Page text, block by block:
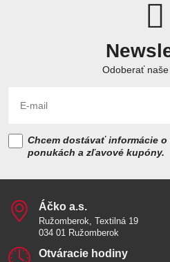
Odoberať
Chcem dostávať informácie
ponukách a zľavové kupóny.
Áčko a​.s​.
Ružomberok, Textilná 19
034 01 Ružomberok
Otváracie hodiny